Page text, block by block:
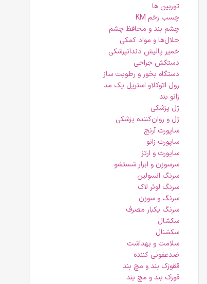
توربین ها
چسب زخم KM
چشم بند و محافظ چشم
حلال‌ها و مواد کمکی
خمیر پالیش دندانپزشکی
دستکش جراحی
دستگاه بخور و رطوبت ساز
رول اتوکلاو استریل پک مد
زانو بند
ژل پزشکی
ژل و روان‌کننده پزشکی
ساپورت آرنج
ساپورت زانو
ساپورت و ارتز
سرسوزن و ابزار شستشو
سرنگ انسولین
سرنگ لوئر لاک
سرنگ و سوزن
سرنگ یکبار مصرف
سکشال
سکشنال
سلامت و بهداشت
ضدعفونی کننده
ققوزک بند و مچ بند
قوزک بند و مچ بند